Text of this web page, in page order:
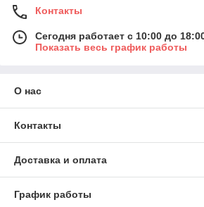
Контакты
Сегодня работает с 10:00 до
Показать весь график работы
О нас
Контакты
Доставка и оплата
График работы